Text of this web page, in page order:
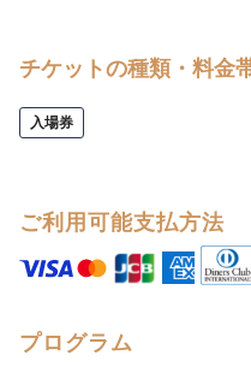
チケットの種類・料金
入場券
ご利用可能支払方法
プログラム